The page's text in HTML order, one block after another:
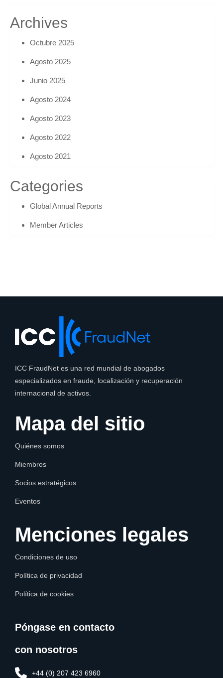
Archives
Octubre 2025
Agosto 2025
Junio 2025
Agosto 2024
Agosto 2023
Agosto 2022
Agosto 2021
Categories
Global Annual Reports
Member Articles
ICC FraudNet es una red mundial de abogados
especializados en fraude, localización y recuperación
internacional de activos.
Mapa del sitio
Quiénes somos
Miembros
Socios estratégicos
Eventos
Menciones legales
Condiciones de uso
Política de privacidad
Política de cookies
Póngase en contacto
con nosotros
+44 (0) 207 423 6960